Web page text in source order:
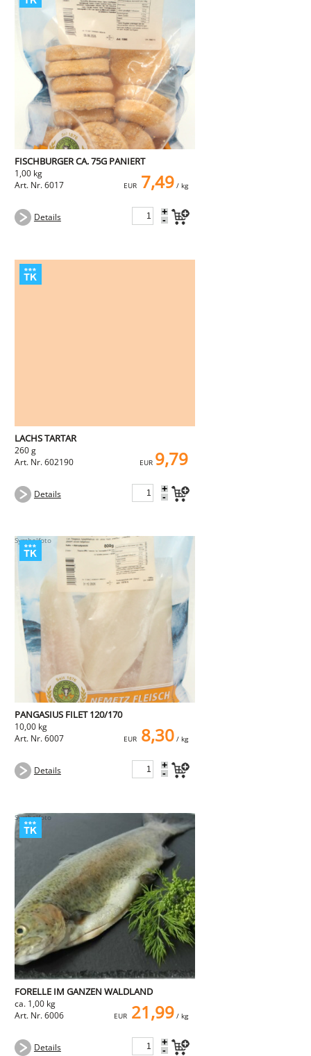
FISCHBURGER CA. 75G PANIERT
1,00 kg
Art. Nr. 6017
EUR 7,49/ kg
Details +
-
LACHS TARTAR
260 g
Art. Nr. 602190
EUR 9,79
Details +
-
PANGASIUS FILET 120/170
10,00 kg
Art. Nr. 6007
EUR 8,30/ kg
Details +
-
FORELLE IM GANZEN WALDLAND
ca. 1,00 kg
Art. Nr. 6006
EUR 21,99/ kg
Details +
-